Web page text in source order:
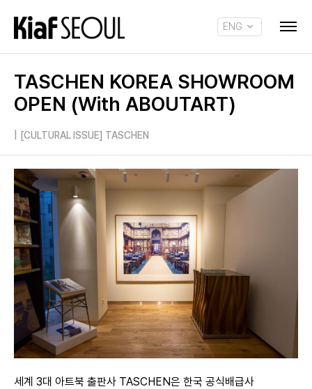
ENG
TASCHEN KOREA SHOWROOM
OPEN (With ABOUTART)
[CULTURAL ISSUE] TASCHEN
세계 3대 아트북 출판사 TASCHEN은 한국 공식배급사